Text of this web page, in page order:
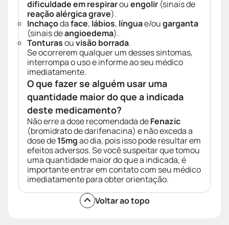
dificuldade em respirarouengolir (sinais de
reação alérgica grave).
Inchaçodaface, lábios, línguae/ougarganta
(sinais deangioedema).
Tonturasouvisão borrada.
Se ocorrerem qualquer um desses sintomas,
interrompa o uso e informe ao seu médico
imediatamente.
O que fazer se alguém usar uma
quantidade maior do que a indicada
deste medicamento?
Não erre a dose recomendada deFenazic
(bromidrato de darifenacina) e não exceda a
dose de15mgao dia, pois isso pode resultar em
efeitos adversos. Se você suspeitar que tomou
uma quantidade maior do que a indicada, é
importante entrar em contato com seu médico
imediatamente para obter orientação.
Voltar ao topo